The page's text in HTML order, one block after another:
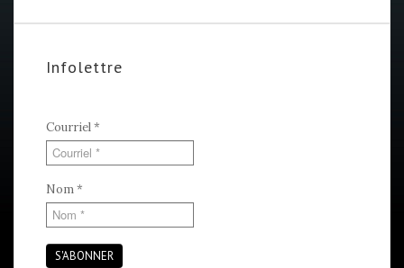
Infolettre
Courriel*
Nom*
S'ABONNER